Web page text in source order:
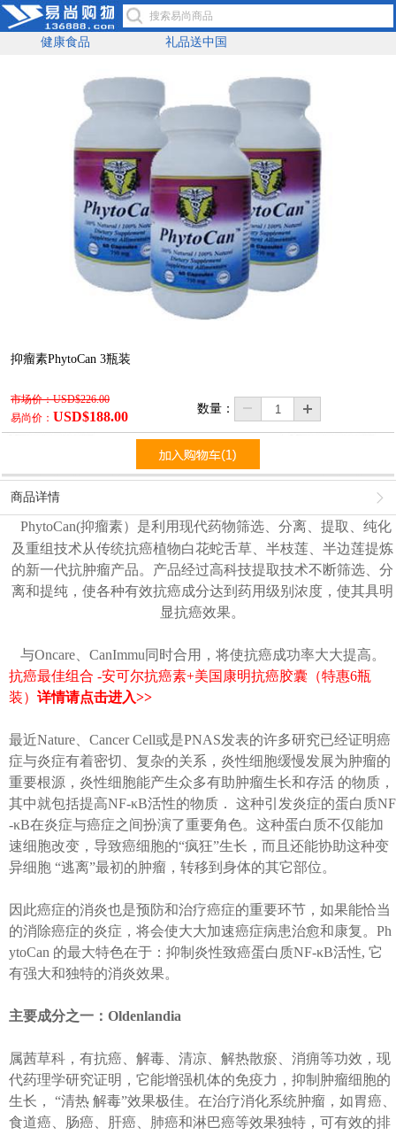
健康食品 礼品送中国
抑瘤素PhytoCan 3瓶装
市场价：USD$226.00
数量：
易尚价： USD$188.00
商品详情
PhytoCan(抑瘤素）是利用现代药物筛选、分离、提取、纯化
及重组技术从传统抗癌植物白花蛇舌草、半枝莲、半边莲提炼
的新一代抗肿瘤产品。产品经过高科技提取技术不断筛选、分
离和提纯，使各种有效抗癌成分达到药用级别浓度，使其具明
显抗癌效果。
与Oncare、CanImmu同时合用，将使抗癌成功率大大提高。
抗癌最佳组合 -安可尔抗癌素+美国康明抗癌胶囊（特惠6瓶
装） 详情请点击进入>>
最近Nature、Cancer Cell或是PNAS发表的许多研究已经证明癌
症与炎症有着密切、复杂的关系，炎性细胞缓慢发展为肿瘤的
重要根源，炎性细胞能产生众多有助肿瘤生长和存活 的物质，
其中就包括提高NF-κB活性的物质． 这种引发炎症的蛋白质NF
-κB在炎症与癌症之间扮演了重要角色。这种蛋白质不仅能加
速细胞改变，导致癌细胞的“疯狂”生长，而且还能协助这种变
异细胞 “逃离”最初的肿瘤，转移到身体的其它部位。
因此癌症的消炎也是预防和治疗癌症的重要环节，如果能恰当
的消除癌症的炎症，将会使大大加速癌症病患治愈和康复。Ph
ytoCan 的最大特色在于：抑制炎性致癌蛋白质NF-κB活性, 它
有强大和独特的消炎效果。
主要成分之一：Oldenlandia
属茜草科，有抗癌、解毒、清凉、解热散瘀、消痈等功效，现
代药理学研究证明，它能增强机体的免疫力，抑制肿瘤细胞的
生长， “清热 解毒”效果极佳。在治疗消化系统肿瘤，如胃癌、
食道癌、肠癌、肝癌、肺癌和淋巴癌等效果独特，可有效的排